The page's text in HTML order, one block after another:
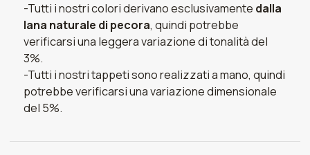
-Tutti i nostri colori derivano esclusivamente dalla
lana naturale di pecora, quindi potrebbe
verificarsi una leggera variazione di tonalità del
3%.
-Tutti i nostri tappeti sono realizzati a mano, quindi
potrebbe verificarsi una variazione dimensionale
del 5%.